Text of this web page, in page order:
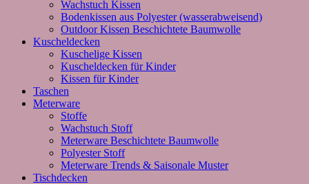
Wachstuch Kissen
Bodenkissen aus Polyester (wasserabweisend)
Outdoor Kissen Beschichtete Baumwolle
Kuscheldecken
Kuschelige Kissen
Kuscheldecken für Kinder
Kissen für Kinder
Taschen
Meterware
Stoffe
Wachstuch Stoff
Meterware Beschichtete Baumwolle
Polyester Stoff
Meterware Trends & Saisonale Muster
Tischdecken